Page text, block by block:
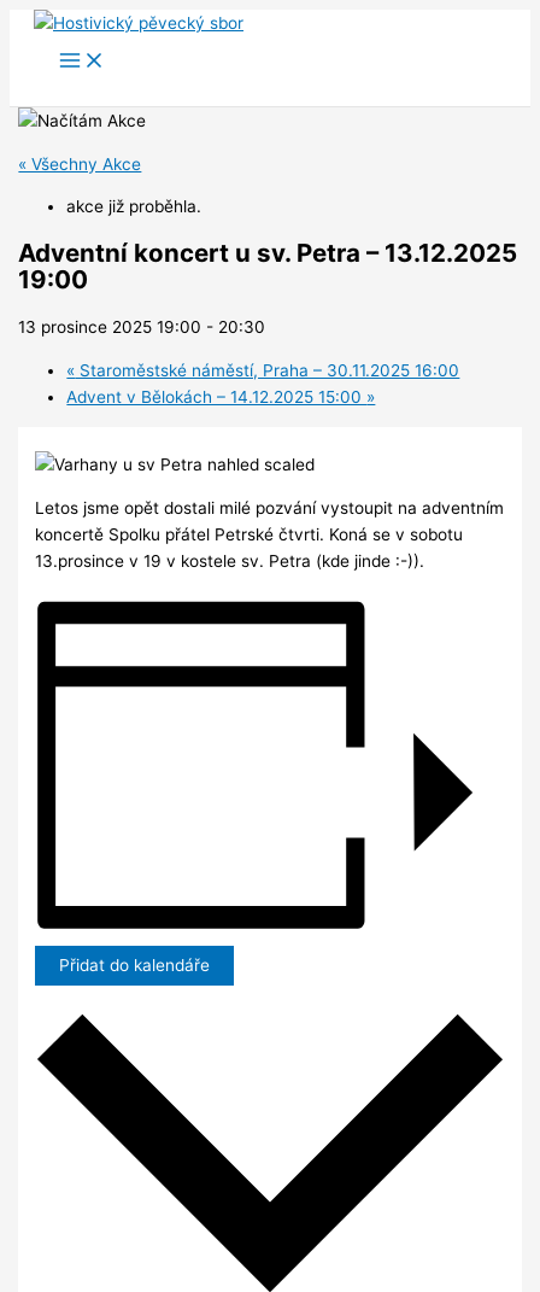
Přeskočit
« Všechny Akce
akce již proběhla.
Adventní koncert u sv. Petra – 13.12.2025
19:00
13 prosince 2025 19:00 - 20:30
« Staroměstské náměstí, Praha – 30.11.2025 16:00
Advent v Bělokách – 14.12.2025 15:00 »
Letos jsme opět dostali milé pozvání vystoupit na adventním
koncertě Spolku přátel Petrské čtvrti. Koná se v sobotu
13.prosince v 19 v kostele sv. Petra (kde jinde :-)).
Přidat do kalendáře